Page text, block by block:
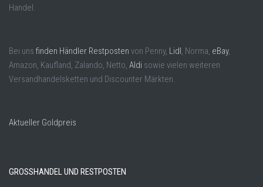
Handel.
Bei uns finden Händler Restposten von Penny, Lidl , Norma, eBay,
Amazon, Kaufland, Zalando, Netto, Aldi sowie vielen weiteren
Versandhandelsketten und Discounter Märkten.
Aktueller Goldpreis
GROSSHANDEL UND RESTPOSTEN